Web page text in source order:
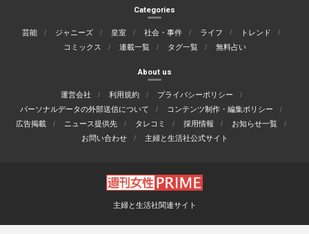
Categories
芸能 ジャニーズ 皇室 社会・事件 ライフ
トレンド
コミックス
連載一覧 タグ一覧 無料占い
About us
運営会社 利用規約
プライバシーポリシー
パーソナルデータの外部送信について
コンテンツ制作・編集ポリシー
広告掲載
ニュース提供先 タレコミ 採用情報
お知らせ一覧
お問い合わせ
主婦と生活社公式サイト
主婦と生活社関連サイト